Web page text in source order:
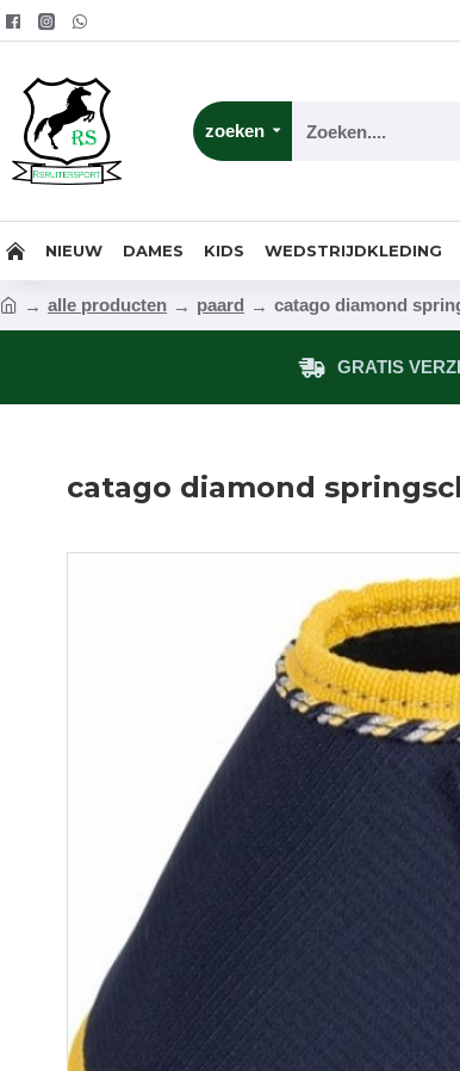
zoeken
NIEUW DAMES KIDS WEDSTRIJDKLEDING
alle producten paard catago diamond
GRATIS
catago diamond